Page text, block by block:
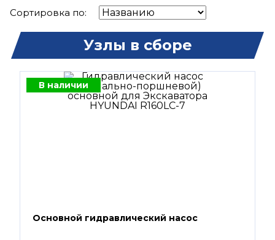
Сортировка по:
Узлы в сборе
В наличии
Основной гидравлический насос